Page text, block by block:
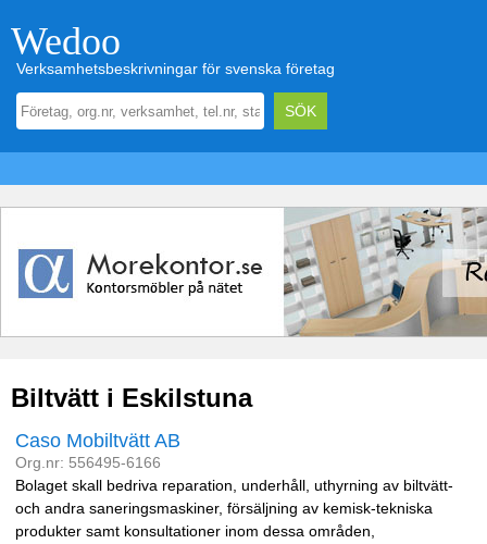
Wedoo
Verksamhetsbeskrivningar för svenska företag
Biltvätt i Eskilstuna
Caso Mobiltvätt AB
Org.nr: 556495-6166
Bolaget skall bedriva reparation, underhåll, uthyrning av biltvätt-
och andra saneringsmaskiner, försäljning av kemisk-tekniska
produkter samt konsultationer inom dessa områden,